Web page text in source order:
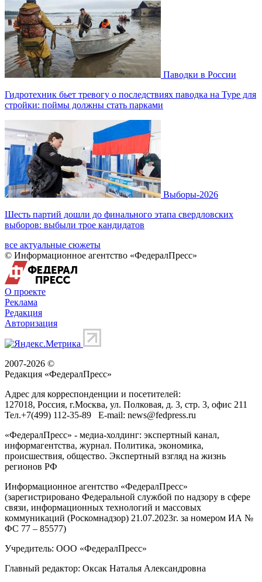
Паводки в России
Гидротехник бьет тревогу о последствиях паводка на Туре для
стройки: поймы должны стать парками
Выборы-2026
Шесть партий дошли до финального этапа свердловских
выборов: выбыли трое кандидатов
все актуальные сюжеты
© Информационное агентство «ФедералПресс»
О проекте
Реклама
Редакция
Авторизация
2007-2026 ©
Редакция «ФедералПресс»
Адрес для корреспонденции и посетителей:
127018, Россия, г.Москва, ул. Полковая, д. 3, стр. 3, офис 211
Тел.+7(499) 112-35-89 E-mail: news@fedpress.ru
«ФедералПресс» - медиа-холдинг: экспертный канал,
информагентства, журнал. Политика, экономика,
происшествия, общество. Экспертный взгляд на жизнь
регионов РФ
Информационное агентство «ФедералПресс»
(зарегистрировано Федеральной службой по надзору в сфере
связи, информационных технологий и массовых
коммуникаций (Роскомнадзор) 21.07.2023г. за номером ИА №
ФС 77 – 85577)
Учредитель: ООО «ФедералПресс»
Главный редактор: Оксак Наталья Александровна